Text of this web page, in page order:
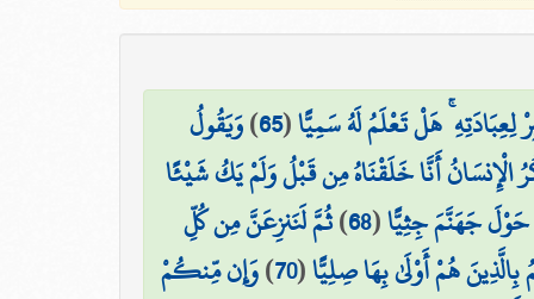
هَلْ تَعْلَمُ لَهُ سَمِيًّا(
65
)وَيَقُولُ
الْإِنسَانُ أَنَّا خَلَقْنَاهُ مِن قَبْلُ وَلَمْ يَكُ شَيْئًا
جَهَنَّمَ جِثِيًّا(
68
)ثُمَّ لَنَنزِعَنَّ مِن كُلِّ
هُمْ أَوْلَىٰ بِهَا صِلِيًّا(
70
)وَإِن مِّنكُمْ